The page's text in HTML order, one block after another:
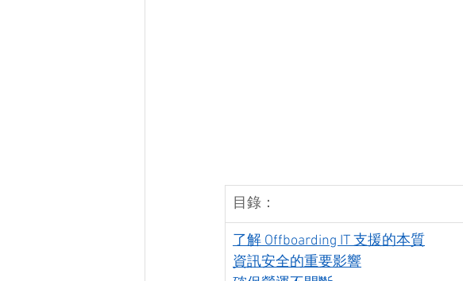
目錄：
了解 Offboarding IT 支援的本質
資訊安全的重要影響